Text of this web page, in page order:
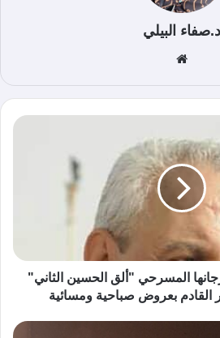
د.صفاء البيلي
الوي
ب
المسرحي "ألق الحسين الثاني"